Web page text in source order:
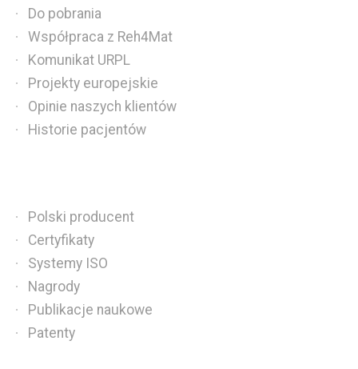
Do pobrania
Współpraca z Reh4Mat
Komunikat URPL
Projekty europejskie
Opinie naszych klientów
Historie pacjentów
Polski producent
Certyfikaty
Systemy ISO
Nagrody
Publikacje naukowe
Patenty